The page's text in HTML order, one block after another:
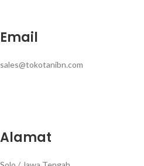
Email
sales@tokotanibn.com
Alamat